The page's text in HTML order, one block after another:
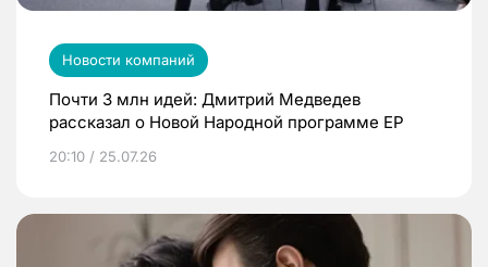
Новости компаний
Почти 3 млн идей: Дмитрий Медведев
рассказал о Новой Народной программе ЕР
20:10 / 25.07.26